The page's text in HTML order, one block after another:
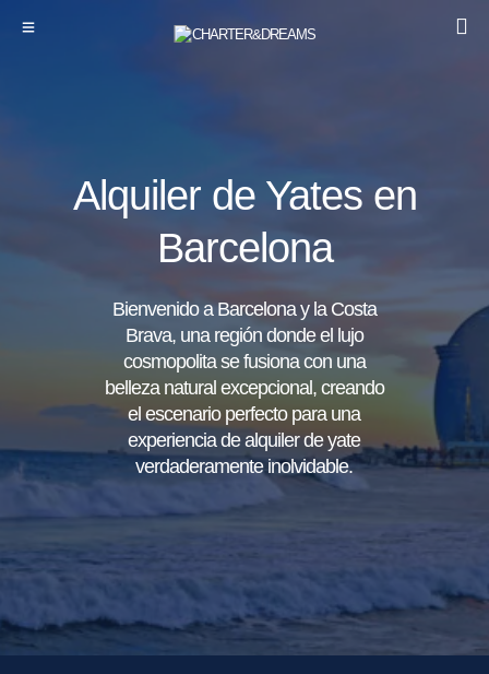
Alquiler de Yates en
Barcelona
Bienvenido a Barcelona y la Costa
Brava, una región donde el lujo
cosmopolita se fusiona con una
belleza natural excepcional, creando
el escenario perfecto para una
experiencia de alquiler de yate
verdaderamente inolvidable.